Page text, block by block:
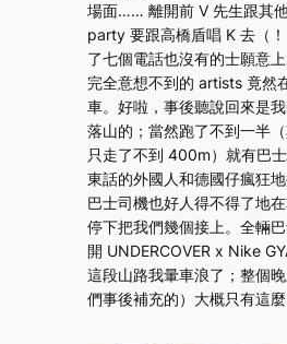
場面…… 離開前 V 先生跟其
party 要跟高橋盾唱 K 去（
了七個電話也沒有的士願意
完全意想不到的 artists 竟然
車。好啦，事後聽說回來是
落山的；當然跑了不到一半
只走了不到 400m）就有巴
東話的外國人和德國仔瘋狂地
巴士司機也好人得不得了地
停下把我們幾個接上。全輛
開 UNDERCOVER x Nike
這段山路我暈車浪了；整個
們事後補充的）大概只有這麼